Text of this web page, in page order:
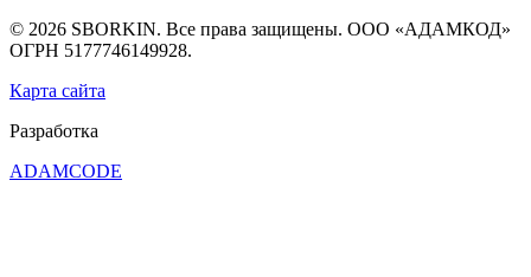
© 2026 SBORKIN. Все права защищены. ООО «АДАМКОД»
ОГРН 5177746149928.
Карта сайта
Разработка
ADAMCODE